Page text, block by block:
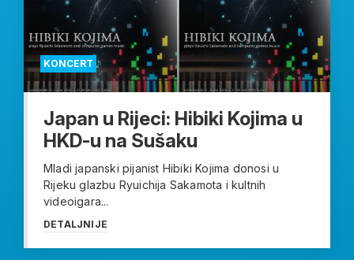
KONCERT
Japan u Rijeci: Hibiki Kojima u
HKD-u na Sušaku
Mladi japanski pijanist Hibiki Kojima donosi u
Rijeku glazbu Ryuichija Sakamota i kultnih
videoigara...
DETALJNIJE